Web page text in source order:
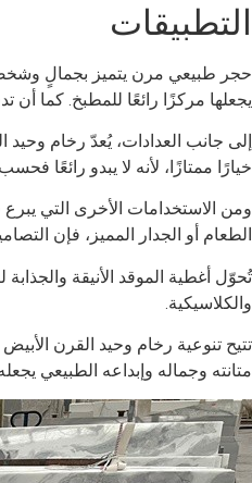
التطبيقات
حجر طبيعي مرن يتميز بجمالٍ
يجعلها مركزًا رائعًا للمطبخ. كما أن
خيارًا ممتازًا، لأنه لا يبدو رائعًا
ومن الاستخدامات الأخرى التي
الطعام أو الجدار المميز، فإن
تُحوّل أغطية الموقد الأنيقة
والكلاسيكية.
تتيح تنوعية رخام وحيد القرن
متانته وجماله وإبداعه الطبيعي